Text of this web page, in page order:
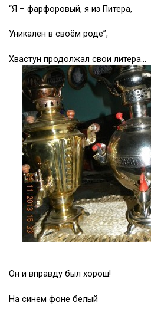
“Я – фарфоровый, я из Питера,
Уникален в своём роде”,
Хвастун продолжал свои литера…
Он и вправду был хорош!
На синем фоне белый